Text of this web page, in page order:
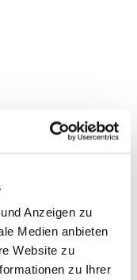
Anzeigen zu
Medien anbieten
Website zu
zu Ihrer